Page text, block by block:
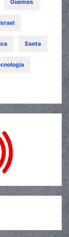
Güemes
Saeta